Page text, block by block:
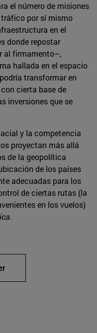
el número de misiones
tráfico por sí mismo
en el
donde repostar
al firmamento–,
hallada en el espacio
transformar en
cierta base de
inversiones que se
y la competencia
proyectan más allá
de la geopolítica
de los países
adecuadas para los
de ciertas rutas (la
en los vuelos)
.